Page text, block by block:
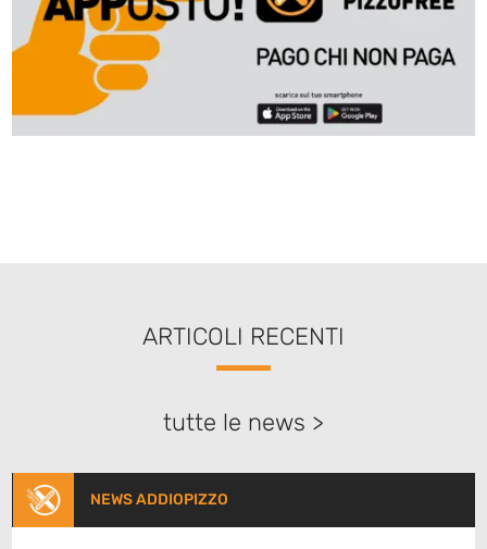
ARTICOLI RECENTI
tutte le news >
NEWS ADDIOPIZZO